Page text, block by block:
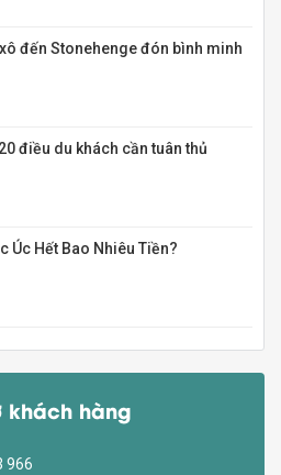
xô đến Stonehenge đón bình minh
điều du khách cần tuân thủ
Úc Hết Bao Nhiêu Tiền?
khách hàng
966